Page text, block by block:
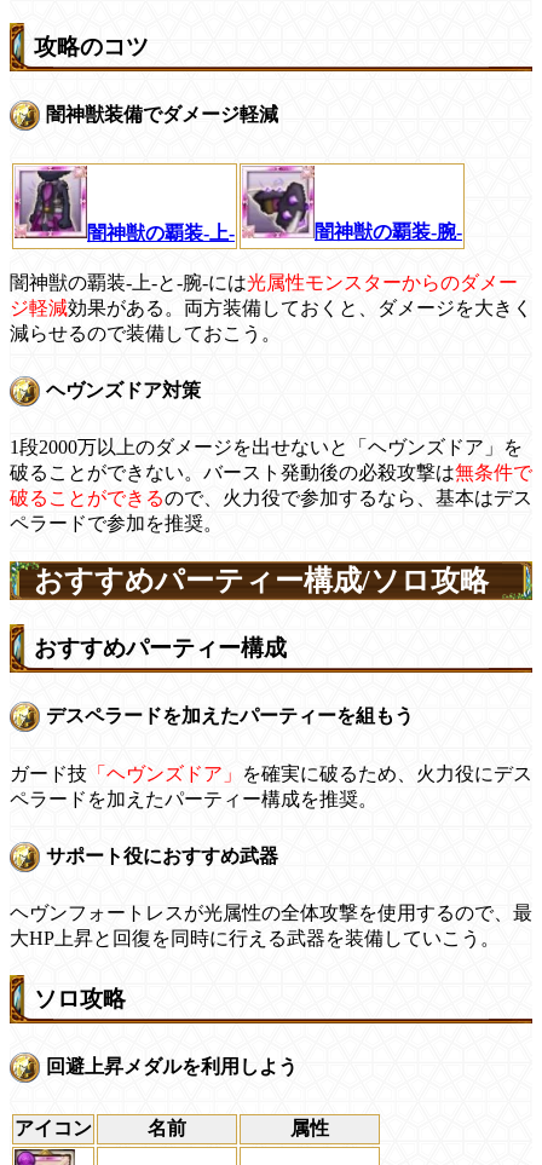
攻略のコツ
闇神獣装備でダメージ軽減
闇神獣の覇装-上- 闇神獣の覇装-腕-
闇神獣の覇装-上-と-腕-には光属性モンスターからのダメー
ジ軽減効果がある。両方装備しておくと、ダメージを大きく
減らせるので装備しておこう。
ヘヴンズドア対策
1段2000万以上のダメージを出せないと「ヘヴンズドア」を
破ることができない。バースト発動後の必殺攻撃は無条件で
破ることができるので、火力役で参加するなら、基本はデス
ペラードで参加を推奨。
おすすめパーティー構成/ソロ攻略
おすすめパーティー構成
デスペラードを加えたパーティーを組もう
ガード技 「ヘヴンズドア」
を確実に破るため、火力役にデス
ペラードを加えたパーティー構成を推奨。
サポート役におすすめ武器
ヘヴンフォートレスが光属性の全体攻撃を使用するので、最
大HP上昇と回復を同時に行える武器を装備していこう。
ソロ攻略
回避上昇メダルを利用しよう
アイコン 名前 属性